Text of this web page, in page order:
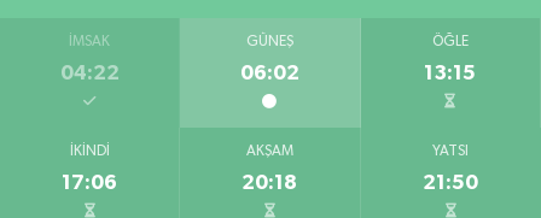
İMSAK
04:22
GÜNEŞ
06:02
ÖĞLE
13:15
İKINDI
17:06
AKŞAM
20:18
YATSI
21:50